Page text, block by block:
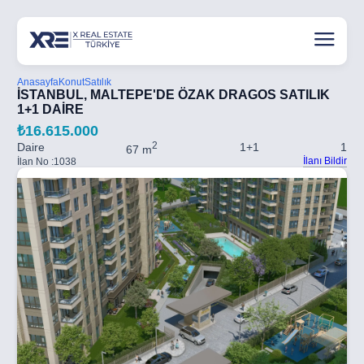
AnasayfaKonutSatılık
İSTANBUL, MALTEPE'DE ÖZAK DRAGOS SATILIK
1+1 DAİRE
₺16.615.000
Daire 67 m2 1+1 1
İlan No :1038 İlanı Bildir